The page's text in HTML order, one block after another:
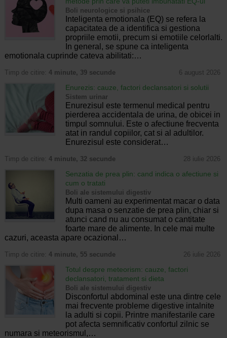
Boli neurologice si psihice
Inteligenta emotionala (EQ) se refera la
capacitatea de a identifica si gestiona
propriile emotii, precum si emotiile celorlalti.
In general, se spune ca inteligenta
emotionala cuprinde cateva abilitati:…
Timp de citire: 4 minute, 39 secunde 6 august 2026
Enurezis: cauze, factori declansatori si solutii
Sistem urinar
Enurezisul este termenul medical pentru
pierderea accidentala de urina, de obicei in
timpul somnului. Este o afectiune frecventa
atat in randul copiilor, cat si al adultilor.
Enurezisul este considerat…
Timp de citire: 4 minute, 32 secunde 28 iulie 2026
Senzatia de prea plin: cand indica o afectiune si
cum o tratati
Boli ale sistemului digestiv
Multi oameni au experimentat macar o data
dupa masa o senzatie de prea plin, chiar si
atunci cand nu au consumat o cantitate
foarte mare de alimente. In cele mai multe
cazuri, aceasta apare ocazional…
Timp de citire: 4 minute, 55 secunde 26 iulie 2026
Totul despre meteorism: cauze, factori
declansatori, tratament si dieta
Boli ale sistemului digestiv
Disconfortul abdominal este una dintre cele
mai frecvente probleme digestive intalnite
la adulti si copii. Printre manifestarile care
pot afecta semnificativ confortul zilnic se
numara si meteorismul,…